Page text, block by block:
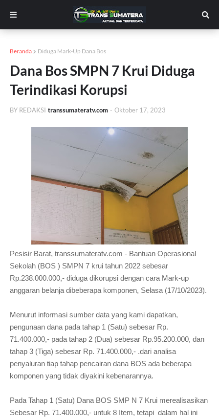
Beranda Diduga Mark-Up Dana Bos
Dana Bos SMPN 7 Krui Diduga
Terindikasi Korupsi
BY REDAKSI transsumateratv.com - Oktober 17, 2023
Pesisir Barat, transsumateratv.com - Bantuan Operasional
Sekolah (BOS ) SMPN 7 krui tahun 2022 sebesar
Rp.238.000.000,- diduga dikorupsi dengan cara Mark-up
anggaran belanja dibeberapa komponen, Selasa (17/10/2023).
Menurut informasi sumber data yang kami dapatkan,
pengunaan dana pada tahap 1 (Satu) sebesar Rp.
71.400.000,- pada tahap 2 (Dua) sebesar Rp.95.200.000, dan
tahap 3 (Tiga) sebesar Rp. 71.400.000,- .dari analisa
penyaluran tiap tahap pencairan dana BOS ada beberapa
komponen yang tidak diyakini kebenarannya.
Pada Tahap 1 (Satu) Dana BOS SMP N 7 Krui merealisasikan
Sebesar Rp. 71.400.000,- untuk 8 Item, tetapi dalam hal ini